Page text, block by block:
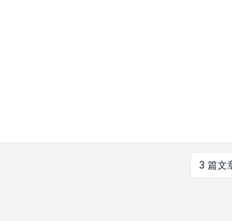
3 篇文